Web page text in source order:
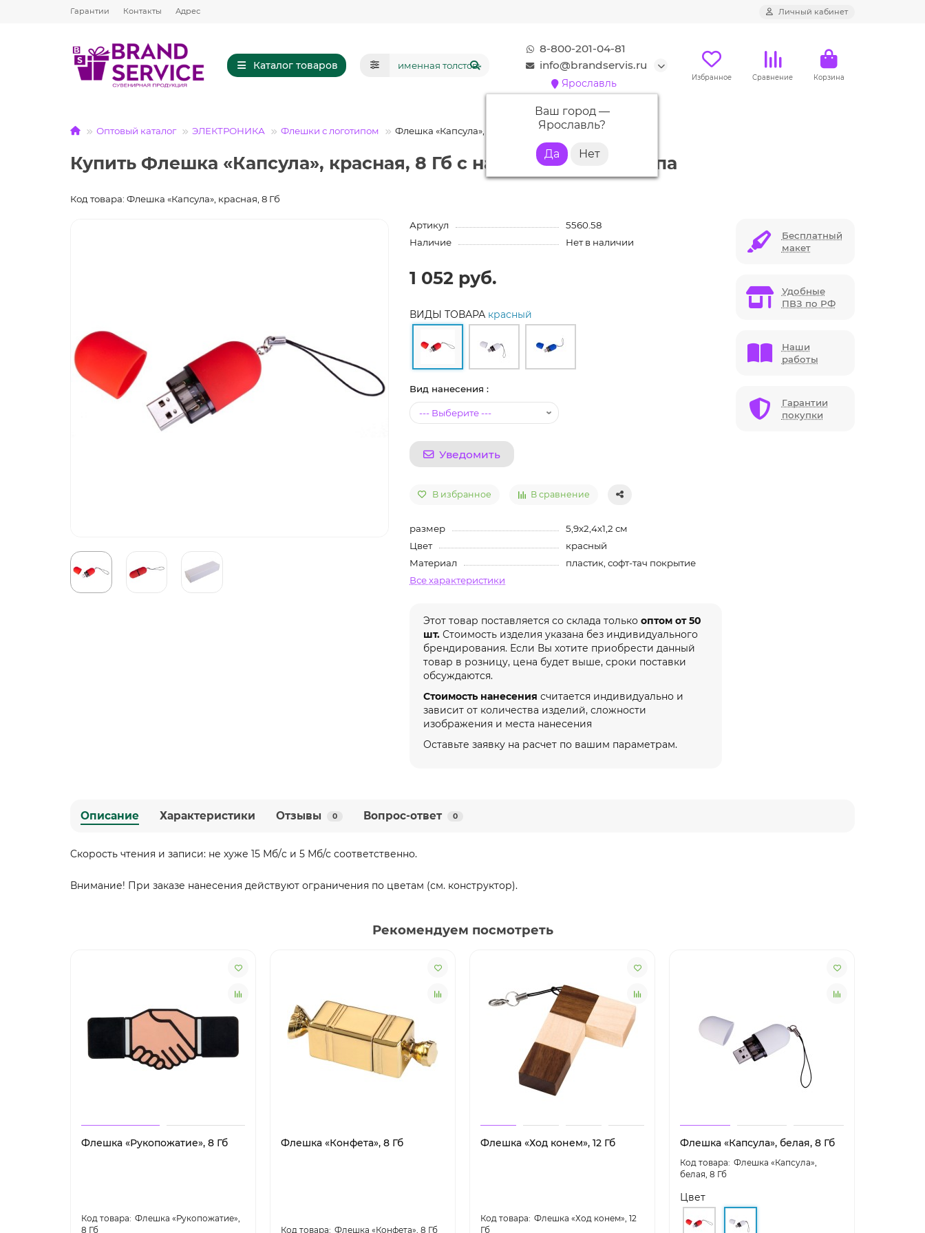
Гарантии Контакты Адрес Личный кабинет
Каталог товаров
8-800-201-04-81
info@brandservis.ru
Ярославль
Ваш город —
Ярославль?
Избранное Сравнение Корзина
Оптовый каталог ЭЛЕКТРОНИКА Флешки с логотипом Флешка «Капсула», красная, 8 Гб
Купить Флешка «Капсула», красная, 8 Гб с нанесением логотипа
Код товара: Флешка «Капсула», красная, 8 Гб
Артикул
5560.58
Наличие
Нет в наличии
1 052 руб.
ВИДЫ ТОВАРА красный
Вид нанесения :
Уведомить
В избранное В сравнение
размер
5,9х2,4х1,2 см
Цвет
красный
Материал
пластик, софт-тач покрытие
Все характеристики
Этот товар поставляется со склада толькооптом от 50
шт. Стоимость изделия указана без индивидуального
брендирования. Если Вы хотите приобрести данный
товар в розницу, цена будет выше, сроки поставки
обсуждаются.
Стоимость нанесения считается индивидуально и
зависит от количества изделий, сложности
изображения и места нанесения
Оставьте заявку на расчет по вашим параметрам.
Бесплатный
макет
Удобные
ПВЗ по РФ
Наши
работы
Гарантии
покупки
Описание Характеристики Отзывы 0 Вопрос-ответ 0
Cкорость чтения и записи: не хуже 15 Мб/c и 5 Мб/с соответственно.
Внимание! При заказе нанесения действуют ограничения по цветам (см. конструктор).
Рекомендуем посмотреть
Флешка «Рукопожатие», 8 Гб
Флешка «Рукопожатие»,
8 Гб
Флешка «Конфета», 8 Гб
Флешка «Конфета», 8 Гб
Флешка «Ход конем», 12 Гб
Флешка «Ход конем», 12
Гб
Флешка «Капсула», белая, 8 Гб
Флешка «Капсула»,
белая, 8 Гб
Цвет